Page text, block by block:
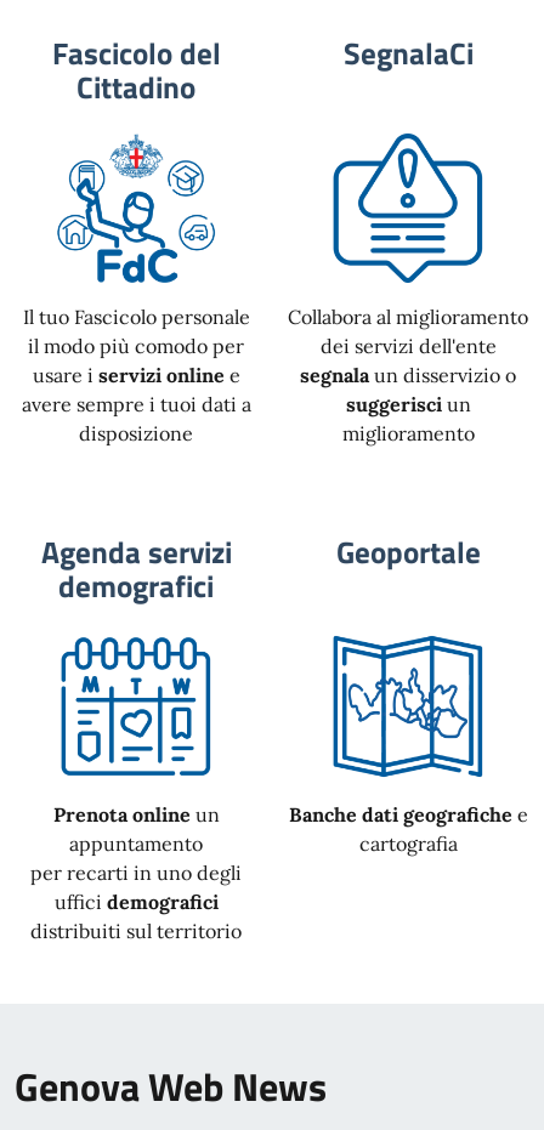
Fascicolo del
Cittadino
Il tuo Fascicolo personale
il modo più comodo per
usare i servizi online e
avere sempre i tuoi dati a
disposizione
SegnalaCi
Collabora al miglioramento
dei servizi dell'ente
segnala un disservizio o
suggerisciun
miglioramento
Agenda servizi
demografici
Prenota online un
appuntamento
per recarti in uno degli
uffici demografici
distribuiti sul territorio
Geoportale
Banche dati geografiche e
cartografia
Genova Web News